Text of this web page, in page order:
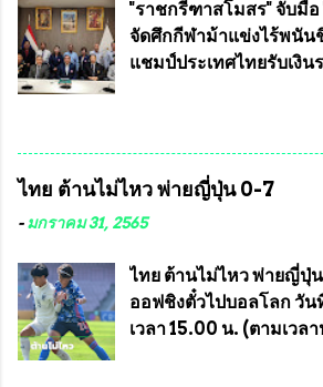
อายุ ชิงแชมป์ประเทศไท
2564 กำหนดแข่งขันระ
เมษายน จนถึงว...
ทีมงาน ต้องขออภัย ที่ไม่
เพราะท่านขอสงวนเอาไ
อินทร์ พรหมสุวรรณ ท่าน
ครั้งนี้ได้ เนื่องจาก ติดธุ
ความสงบเรียบร้อย นาง
ประธานชุมชน คลองลัดภ
สท.ทพ. สมนึก ปัทมาลัยที่
ความ ร้องขอจากประธ
เขตภาษีเจริญ !!พี่น้องชุ
ร้อนจากพิษโรค covid-
"ราชกรีฑาสโมสร" จับมื
จัดศึกกีฬาม้าแข่งไร้พนั
แชมป์ประเทศไทยรับเงิน
พล.อ.วิชญ เทพหัสดิน ณ
จัดการแข่งขันร่วมกัน ระ
ราชกรีฑาสโมสร กับ สม
ที่ห้องประชุมมูลนิธิโอลิม
นนท์ ประธานคณะกรรม
ม้า พร้อมด้วย นายเต็มสุ
กรรมการอำนวยการแข่ง
และคณะกรรมการจากทั้
ไทย ต้านไม่ไหว พ่ายญี่ปุ่น 0-7
-มกราคม 31, 2565
ไทย ต้านไม่ไหว พ่ายญี่ปุ่
ออฟชิงตั๋วไปบอลโลก วั
เวลา 15.00 น. (ตามเวล
แข่งขันฟุตบอลหญิงชิงแ